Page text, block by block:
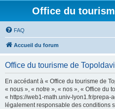
Office du
FAQ
Accueil du forum
Office du tourisme de
En accédant à « Office du tourisme de
« nous », « notre », « nos », « Office du
« https://web1-math.univ-lyon1.fr/prepa-
légalement responsable des conditions